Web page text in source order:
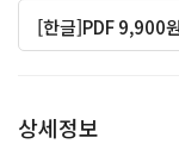
[한글]PDF 9,900
상세정보